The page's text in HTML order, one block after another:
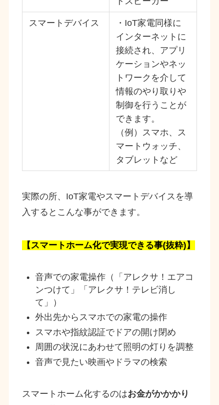
スマートデバイス
・IoT家電同様に
インターネットに
接続され、アプリ
ケーションやネッ
トワークを介して
情報のやり取りや
制御を行うことが
できます。
（例）スマホ、ス
マートウォッチ、
タブレットなど
実際の所、IoT家電やスマートデバイスを導
入するとこんな事ができます。
【スマートホーム化で実現できる事(抜粋)】
音声での家電操作（「アレクサ！エアコ
ンつけて」「アレクサ！テレビ消し
て」）
外出先からスマホでの家電の操作
スマホや指紋認証でドアの開け閉め
周囲の状況にあわせて照明の灯りを調整
音声で見たい映画やドラマの検索
スマートホーム化するのはお金がかかかり